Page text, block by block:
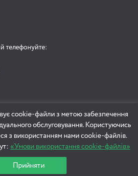
телефонуйте:
cookie-файли з метою забезпечення
обслуговування. Користуючись
з використанням нами cookie-файлів.
«Умови використання cookie-файлів»
Прийняти